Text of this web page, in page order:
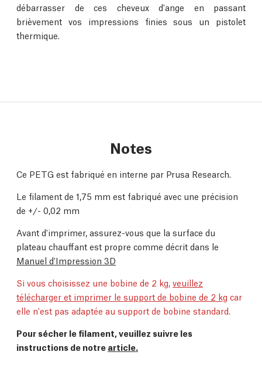
débarrasser de ces cheveux d'ange en passant
brièvement vos impressions finies sous un pistolet
thermique.
Notes
Ce PETG est fabriqué en interne par Prusa Research.
Le filament de 1,75 mm est fabriqué avec une précision
de +/- 0,02 mm
Avant d'imprimer, assurez-vous que la surface du
plateau chauffant est propre comme décrit dans le
Manuel d'Impression 3D
Si vous choisissez une bobine de 2 kg, veuillez
télécharger et imprimer le support de bobine de 2 kg car
elle n'est pas adaptée au support de bobine standard.
Pour sécher le filament, veuillez suivre les
instructions de notre article.